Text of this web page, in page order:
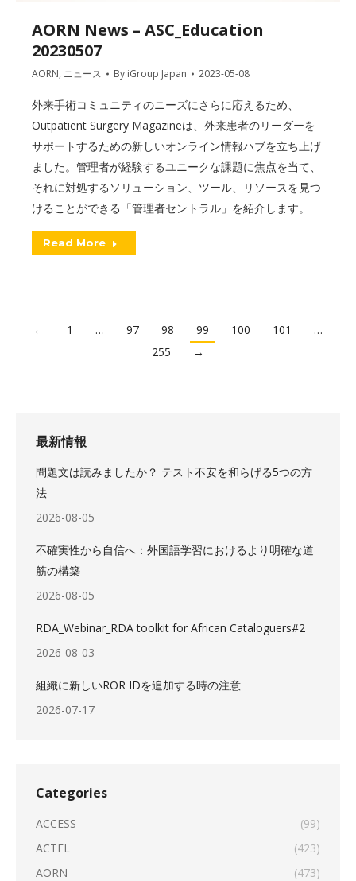
AORN News – ASC_Education
20230507
AORN, ニュース By iGroup Japan 2023-05-08
外来手術コミュニティのニーズにさらに応えるため、
Outpatient Surgery Magazineは、外来患者のリーダーを
サポートするための新しいオンライン情報ハブを立ち上げ
ました。管理者が経験するユニークな課題に焦点を当て、
それに対処するソリューション、ツール、リソースを見つ
けることができる「管理者セントラル」を紹介します。
Read More
← 1 … 97 98 99 100 101
…
255
→
最新情報
問題文は読みましたか？ テスト不安を和らげる5つの方
法
2026-08-05
不確実性から自信へ：外国語学習におけるより明確な道
筋の構築
2026-08-05
RDA_Webinar_RDA toolkit for African Cataloguers#2
2026-08-03
組織に新しいROR IDを追加する時の注意
2026-07-17
Categories
ACCESS
(99)
ACTFL
(423)
AORN
(473)